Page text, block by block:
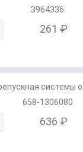
3964336
261 ₽
системы
658-1306080
636 ₽